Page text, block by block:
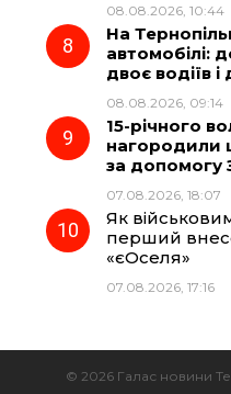
08.08.2026, 10:44
На
автомобілі:
двоє водіїв
08.08.2026, 09:14
15-річного
нагородили
за допомогу
07.08.2026, 18:07
Як
перший
«єОселя»
07.08.2026, 17:16
© 2026 Галас новини